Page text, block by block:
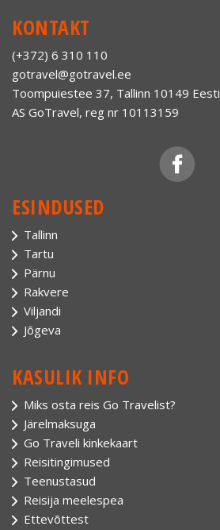
KONTAKT
(+372) 6 310 110
gotravel@gotravel.ee
Toompuiestee 37, Tallinn 10149 Eesti
AS GoTravel, reg nr 10113159
ESINDUSED
Tallinn
Tartu
Pärnu
Rakvere
Viljandi
Jõgeva
KASULIK INFO
Miks osta reis Go Travelist?
Järelmaksuga
Go Traveli kinkekaart
Reisitingimused
Teenustasud
Reisija meelespea
Ettevõttest